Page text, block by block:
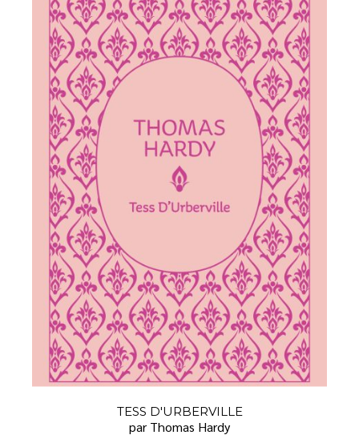
TESS D'URBERVILLE
par Thomas Hardy